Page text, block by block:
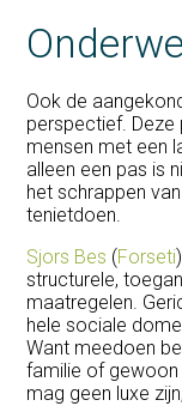
Ook de
perspectief. Deze
mensen met een
alleen een pas is
het schrappen
tenietdoen.
Sjors Bes (Forseti
structurele,
maatregelen.
hele sociale
Want meedoen
familie of
mag geen luxe